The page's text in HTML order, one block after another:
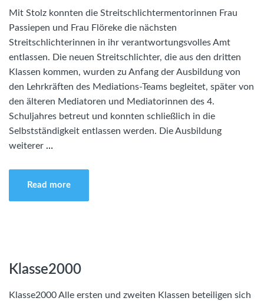
Mit Stolz konnten die Streitschlichtermentorinnen Frau
Passiepen und Frau Flöreke die nächsten
Streitschlichterinnen in ihr verantwortungsvolles Amt
entlassen. Die neuen Streitschlichter, die aus den dritten
Klassen kommen, wurden zu Anfang der Ausbildung von
den Lehrkräften des Mediations-Teams begleitet, später von
den älteren Mediatoren und Mediatorinnen des 4.
Schuljahres betreut und konnten schließlich in die
Selbstständigkeit entlassen werden. Die Ausbildung
weiterer …
Read more
Klasse2000
Klasse2000 Alle ersten und zweiten Klassen beteiligen sich